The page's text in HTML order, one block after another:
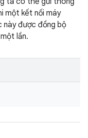
một kết nối máy
này được đồng bộ
lần.